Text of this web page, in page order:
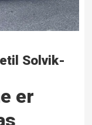
Solvik-
er